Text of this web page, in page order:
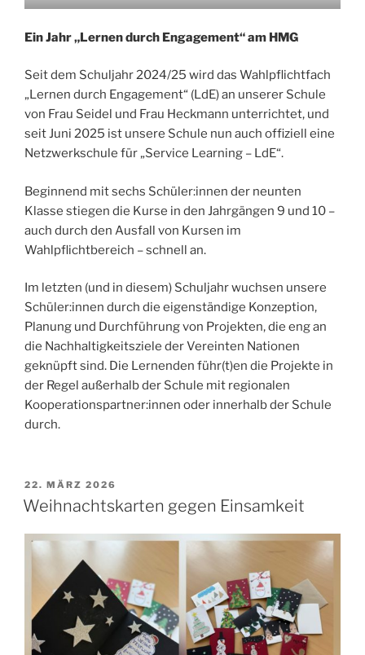
Ein Jahr „Lernen durch Engagement“ am HMG
Seit dem Schuljahr 2024/25 wird das Wahlpflichtfach
„Lernen durch Engagement“ (LdE) an unserer Schule
von Frau Seidel und Frau Heckmann unterrichtet, und
seit Juni 2025 ist unsere Schule nun auch offiziell eine
Netzwerkschule für „Service Learning – LdE“.
Beginnend mit sechs Schüler:innen der neunten
Klasse stiegen die Kurse in den Jahrgängen 9 und 10 –
auch durch den Ausfall von Kursen im
Wahlpflichtbereich – schnell an.
Im letzten (und in diesem) Schuljahr wuchsen unsere
Schüler:innen durch die eigenständige Konzeption,
Planung und Durchführung von Projekten, die eng an
die Nachhaltigkeitsziele der Vereinten Nationen
geknüpft sind. Die Lernenden führ(t)en die Projekte in
der Regel außerhalb der Schule mit regionalen
Kooperationspartner:innen oder innerhalb der Schule
durch.
VERÖFFENTLICHT
AM
22. MÄRZ 2026
Weihnachtskarten gegen Einsamkeit